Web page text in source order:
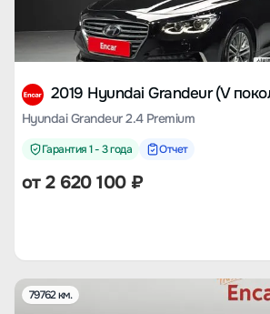
2019 Hyundai Grandeur (V
Hyundai Grandeur 2.4 Premium
Гарантия 1 - 3 года Отчет
от2 620 100₽
79762 км.